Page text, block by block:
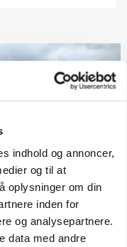
indhold og annoncer,
og til at
oplysninger om din
inden for
og analysepartnere.
data med andre